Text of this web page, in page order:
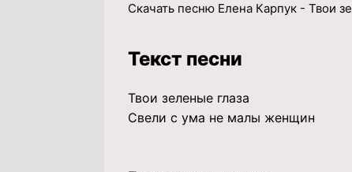
Скачать песню Елена Карпук - Твои
Текст песни
Твои зеленые глаза
Свели с ума не малы женщин